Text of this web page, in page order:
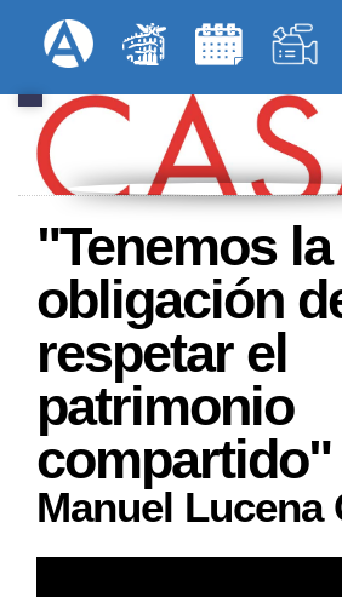
al
principal
Menú Superior
"Tenemos la
obligación
respetar el
patrimonio
compartido"
Manuel Lucena